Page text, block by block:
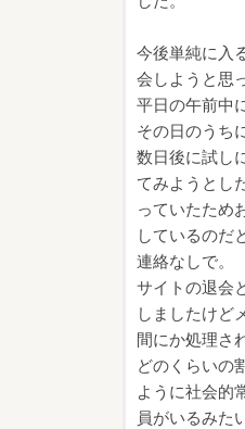
今後単純に入
会しようと思
平日の午前中
その日のうち
数日後に試し
てみようとし
っていたため
しているのだ
連絡なしで。
サイトの退会
しましたけど
間にか処理さ
どのくらいの
ように社会的
員がいるみた